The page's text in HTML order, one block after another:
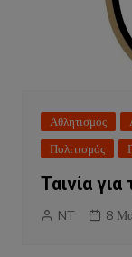
Αθλητισμός
Πολιτισμός
Ταινία
NT 8